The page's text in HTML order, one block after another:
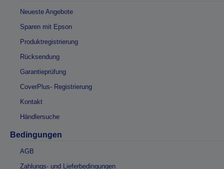
Neueste Angebote
Sparen mit Epson
Produktregistrierung
Rücksendung
Garantieprüfung
CoverPlus- Registrierung
Kontakt
Händlersuche
Bedingungen
AGB
Zahlungs- und Lieferbedingungen